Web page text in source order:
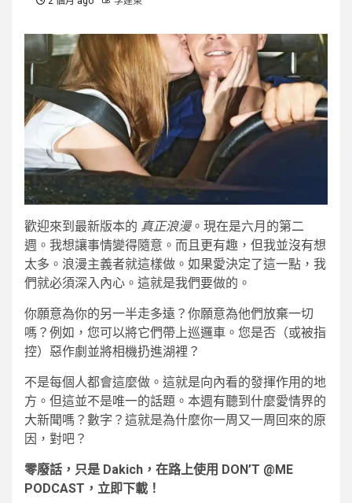
歡迎來到最新版本的 真正浪漫。現在是六月的第二
週。我想讓事情變得隨意。而且更有趣，但我並沒有想
太多。浪漫主義者就這樣做。如果愛決定了這一點，我
們就必須深入內心。這就是我們要做的。
你願意為你的另一半走多遠？你願意為他們放棄一切
嗎？例如，您可以將它們帶上巡邏車。您是否（或被指
控）惡作劇並將相機扔進湖裡？
不是每個人都會這麼做。這就是向內看的發揮作用的地
方。但這並不是唯一的話題。本週有聽到什麼愛情界的
大新聞嗎？數字？這就是為什麼你一周又一周回來的原
因，對吧？
零廢話，只是 Dakich，在路上使用 DON’T @ME
PODCAST，立即下載！